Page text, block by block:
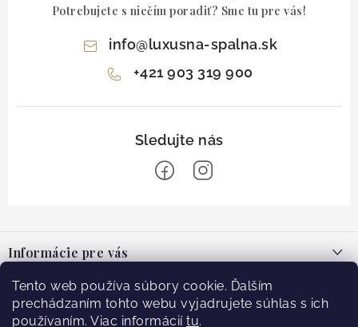
Tento web používa súbory cookie. Ďalším
prechádzaním tohto webu vyjadrujete súhlas s ich
používaním. Viac informácií tu.
Potrebujete s niečím poradiť? Sme tu pre vás!
info@luxusna-spalna.sk
+421 903 319 900
pInformácie pre vás
O nás
Blog
Facebook